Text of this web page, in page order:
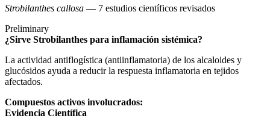
Strobilanthes callosa — 7 estudios científicos revisados
Preliminary
¿Sirve Strobilanthes para inflamación sistémica?
La actividad antiflogística (antiinflamatoria) de los alcaloides y
glucósidos ayuda a reducir la respuesta inflamatoria en tejidos
afectados.
Compuestos activos involucrados:
Evidencia Científica